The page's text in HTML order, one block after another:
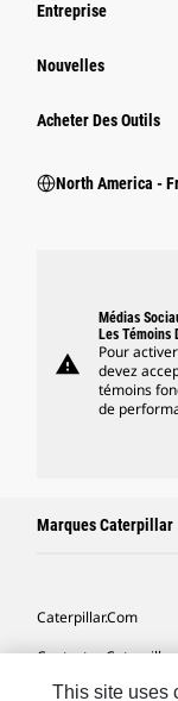
Entreprise
Nouvelles
Acheter Des Outils
North America -
warning
Médias
Les Témoins
Pour
devez
témoins
de
Marques Caterpillar
Caterpillar.com
Contacter Caterpillar
Mes Préférences
This site uses